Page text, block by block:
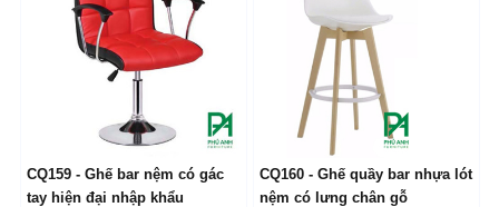
LIÊN HỆ
CQ159 - Ghế bar nệm có gác
tay hiện đại nhập khẩu
LIÊN HỆ
CQ160 - Ghế quầy bar nhựa lót
nệm có lưng chân gỗ